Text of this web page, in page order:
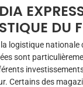
DU
logistique nationale
sont
Certains des